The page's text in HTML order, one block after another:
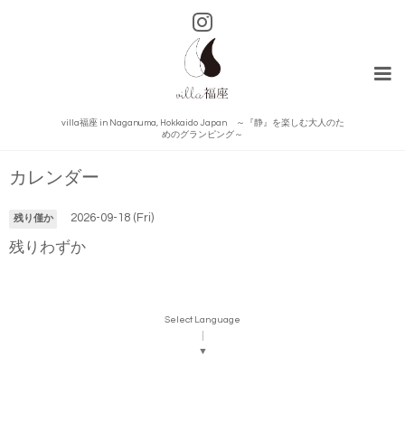
villa福座 in Naganuma, Hokkaido Japan ～『静』を楽しむ大人のた
めのグランピング～
カレンダー
残り僅か 2026-09-18 (Fri)
残りわずか
Select Language
▼